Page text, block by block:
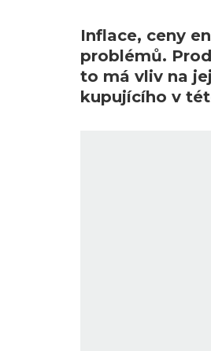
Inflace, ceny
problémů.
to má vliv na
kupujícího v